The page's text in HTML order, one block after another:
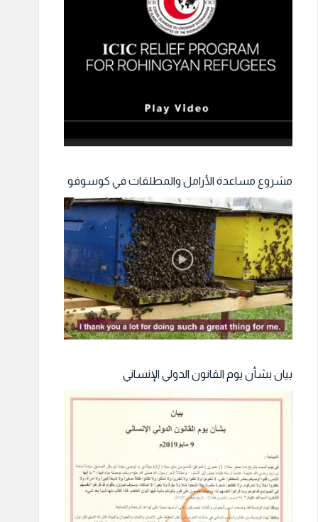
مشروع مساعدة الأرامل والمطلقات في كوسوفو
بيان بشأن يوم القانون الدولي الإنساني